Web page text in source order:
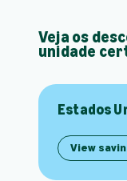
Veja os
unidade
Estados
View